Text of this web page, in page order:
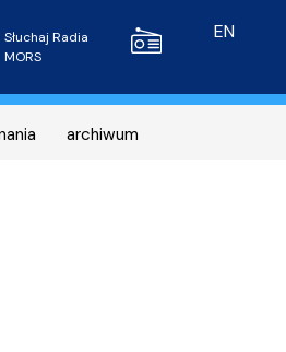
Radio MORS
Słuchaj Radia
MORS
EN
archiwum